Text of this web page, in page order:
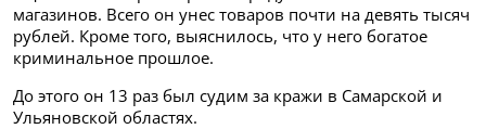
магазинов. Всего он унес товаров почти на девять тысяч
рублей. Кроме того, выяснилось, что у него богатое
криминальное прошлое.
До этого он 13 раз был судим за кражи в Самарской и
Ульяновской областях.